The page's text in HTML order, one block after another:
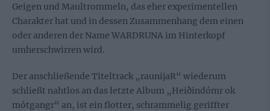
Geigen und Maultrommeln, das eher experimentellen
Charakter hat und in dessen Zusammenhang dem einen
oder anderen der Name WARDRUNA im Hinterkopf
umherschwirren wird.
Der anschließende Titeltrack „raunijaR“ wiederum
schließt nahtlos an das letzte Album „Heiðindómr ok
mótgangr“ an, ist ein flotter, schrammelig geriffter